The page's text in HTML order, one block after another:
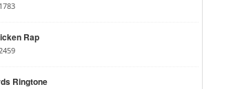
Rap
Ringtone